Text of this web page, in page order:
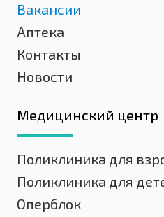
Вакансии
Аптека
Контакты
Новости
Медицинский центр
Поликлиника для
Поликлиника для
Оперблок